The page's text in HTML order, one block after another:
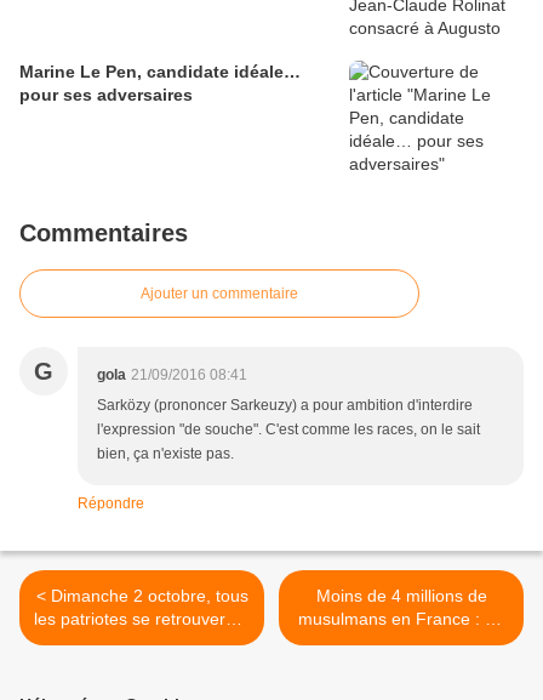
Marine Le Pen, candidate idéale…
pour ses adversaires
Commentaires
Ajouter un commentaire
G gola 21/09/2016 08:41
Sarközy (prononcer Sarkeuzy) a pour ambition d'interdire
l'expression "de souche". C'est comme les races, on le sait
bien, ça n'existe pas.
Répondre
< Dimanche 2 octobre, tous
les patriotes se retrouveront
à la Xème Journée de
Moins de 4 millions de
musulmans en France : on
nous prend pour des idiots